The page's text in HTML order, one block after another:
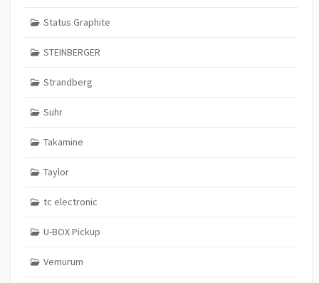
Status Graphite
STEINBERGER
Strandberg
Suhr
Takamine
Taylor
tc electronic
U-BOX Pickup
Vemurum